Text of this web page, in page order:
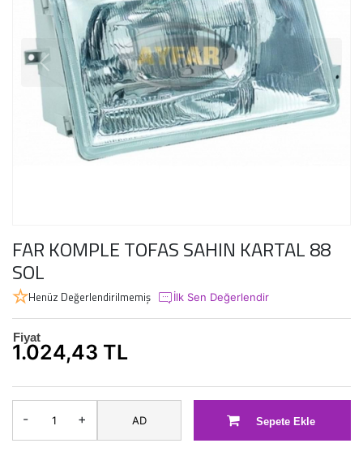
FAR KOMPLE TOFAS SAHIN KARTAL 88
SOL
Henüz Değerlendirilmemiş İlk Sen Değerlendir
Fiyat
1.024,43 TL
- + AD Sepete Ekle